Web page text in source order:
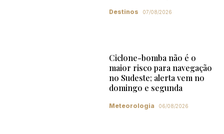
Destinos 07/08/2026
Ciclone-bomba não é o
maior risco para navegação
no Sudeste; alerta vem no
domingo e segunda
Meteorologia 06/08/2026